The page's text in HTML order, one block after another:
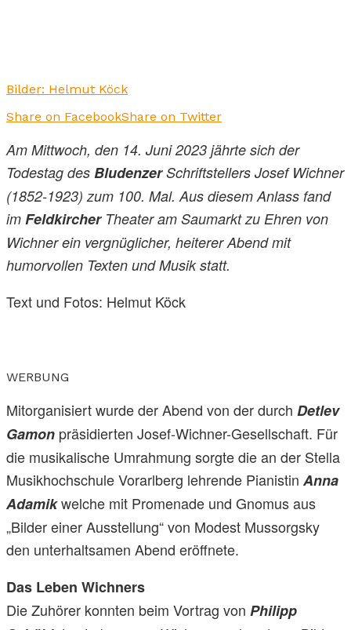
Bilder: Helmut Köck
Share on FacebookShare on Twitter
Am Mittwoch, den 14. Juni 2023 jährte sich der
Todestag des BludenzerSchriftstellers Josef Wichner
(1852-1923) zum 100. Mal. Aus diesem Anlass fand
im Feldkircher Theater am Saumarkt zu Ehren von
Wichner ein vergnüglicher, heiterer Abend mit
humorvollen Texten und Musik statt.
Text und Fotos: Helmut Köck
WERBUNG
Mitorganisiert wurde der Abend von der durch Detlev
Gamon präsidierten Josef-Wichner-Gesellschaft. Für
die musikalische Umrahmung sorgte die an der Stella
Musikhochschule Vorarlberg lehrende Pianistin Anna
Adamikwelche mit Promenade und Gnomus aus
„Bilder einer Ausstellung“ von Modest Mussorgsky
den unterhaltsamen Abend eröffnete.
Das Leben Wichners
Die Zuhörer konnten beim Vortrag von Philipp